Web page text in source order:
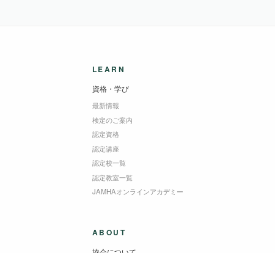
LEARN
資格・学び
最新情報
検定のご案内
認定資格
認定講座
認定校一覧
認定教室一覧
JAMHAオンラインアカデミー
ABOUT